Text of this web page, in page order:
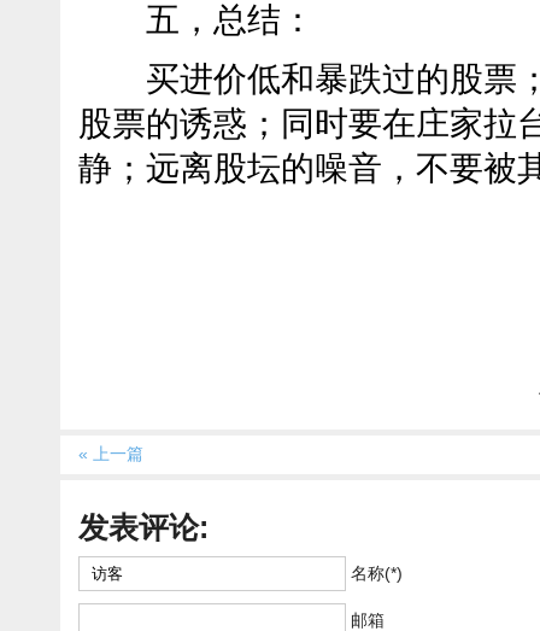
五，总结：
买进价低和暴跌过的股票
股票的诱惑；同时要在庄家拉
静；远离股坛的噪音，不要被
« 上一篇
发表评论:
名称(*)
邮箱